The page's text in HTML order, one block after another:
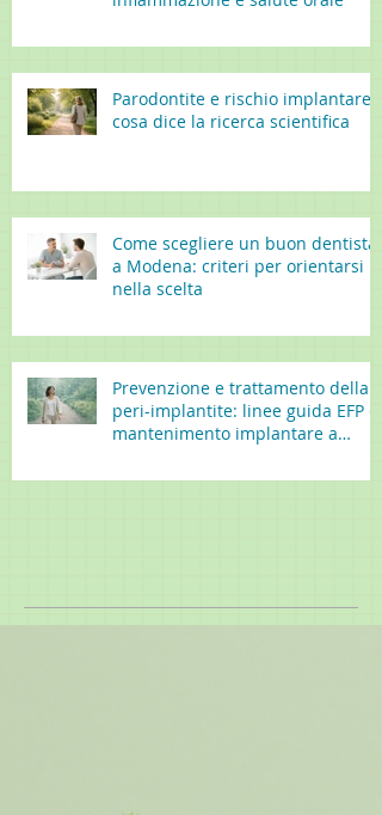
Parodontite e rischio implantare:
cosa dice la ricerca scientifica
Come scegliere un buon dentista
a Modena: criteri per orientarsi
nella scelta
Prevenzione e trattamento della
peri-implantite: linee guida EFP e
mantenimento implantare a